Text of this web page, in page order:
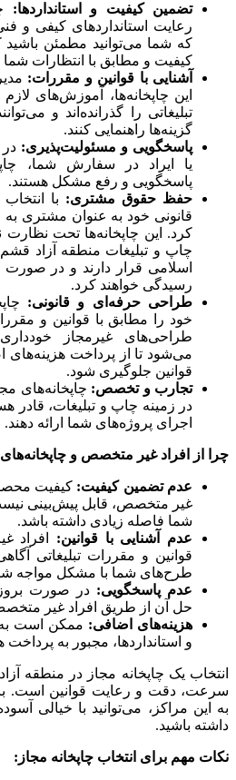
تضمین کیفیت و استانداردها:
رعایت استانداردهای کیفی و
که شما می‌توانید مطمئن باشید
کیفیت و مطابق با انتظارات شما
آشنایی با قوانین و مقررات:
این چاپخانه‌ها، آموزش‌های
تبلیغاتی را گذرانده‌اند و
گزینه‌ها راهنمایی کنند.
پاسخگویی و مسئولیت‌پذیری:
یا ایراد در سفارش شما،
پاسخگویی و رفع مشکل هستند.
حفظ حقوق مشتری: با
قانونی خود به عنوان مشتری
کرد. این چاپخانه‌ها تحت نظارت
چاپ و تبلیغات منطقه آزاد
اسلامی قرار دارند و در
رسیدگی خواهند کرد.
طراحی حرفه‌ای و قانونی:
خود را مطابق با قوانین و
طراحی‌های غیرمجاز
می‌شود تا از پرداخت هزینه‌های
قوانین جلوگیری شود.
تجارب و تخصص: چاپخانه‌های
در زمینه چاپ و تبلیغات، قادر
اجرای پروژه‌های شما ارائه دهند.
چرا از افراد غیر متخصص و
عدم تضمین کیفیت: کیفیت
غیر متخصص، قابل پیش‌بینی
شما فاصله زیادی داشته باشد.
عدم آشنایی با قوانین: افراد
قوانین و مقررات تبلیغاتی
طرح‌های شما با مشکل مواجه
عدم پاسخگویی: در صورت
حل آن از طریق افراد غیر
هزینه‌های اضافی: ممکن است به
و استانداردها، مجبور به
انتخاب یک چاپخانه مجاز در منطقه
سرعت، دقت و رعایت قوانین است.
به این مراکز، می‌توانید با خیالی
داشته باشید.
نکات مهم برای انتخاب چاپخانه مجاز: